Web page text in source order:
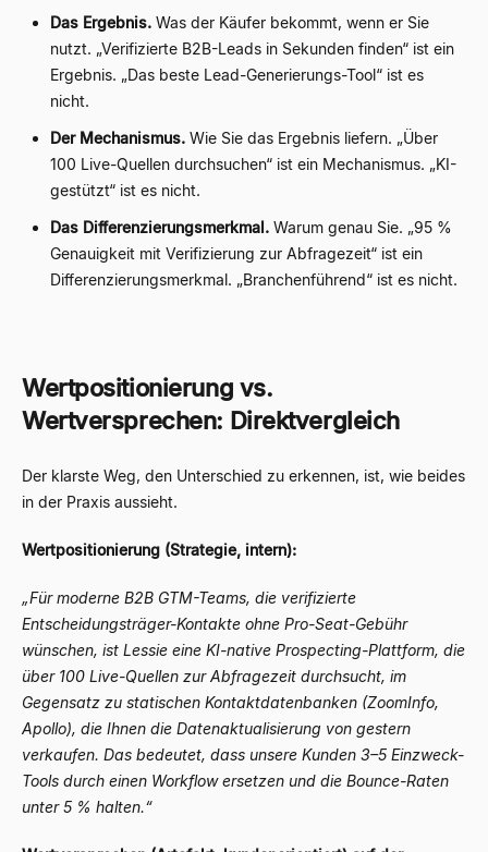
Das Ergebnis. Was der Käufer bekommt, wenn er Sie
nutzt. „Verifizierte B2B-Leads in Sekunden finden“ ist ein
Ergebnis. „Das beste Lead-Generierungs-Tool“ ist es
nicht.
Der Mechanismus. Wie Sie das Ergebnis liefern. „Über
100 Live-Quellen durchsuchen“ ist ein Mechanismus. „KI-
gestützt“ ist es nicht.
Das Differenzierungsmerkmal. Warum genau Sie. „95 %
Genauigkeit mit Verifizierung zur Abfragezeit“ ist ein
Differenzierungsmerkmal. „Branchenführend“ ist es nicht.
Wertpositionierung vs.
Wertversprechen: Direktvergleich
Der klarste Weg, den Unterschied zu erkennen, ist, wie beides
in der Praxis aussieht.
Wertpositionierung (Strategie, intern):
„Für moderne B2B GTM-Teams, die verifizierte
Entscheidungsträger-Kontakte ohne Pro-Seat-Gebühr
wünschen, ist Lessie eine KI-native Prospecting-Plattform, die
über 100 Live-Quellen zur Abfragezeit durchsucht, im
Gegensatz zu statischen Kontaktdatenbanken (ZoomInfo,
Apollo), die Ihnen die Datenaktualisierung von gestern
verkaufen. Das bedeutet, dass unsere Kunden 3–5 Einzweck-
Tools durch einen Workflow ersetzen und die Bounce-Raten
unter 5 % halten.“